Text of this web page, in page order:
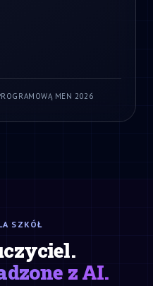
MEN 2026
SZKÓŁ
z AI.